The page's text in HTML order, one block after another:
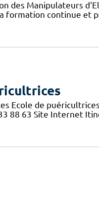
des Manipulateurs
formation continue et
Ecole de
88 63 Site Internet